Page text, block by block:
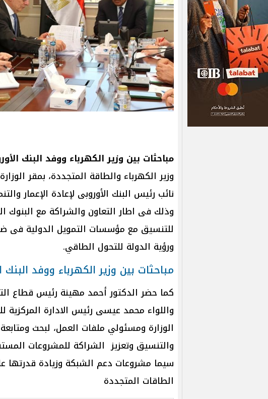
مباحثات بين وزير الكهرباء ووفد البنك
وزير الكهرباء والطاقة المتجددة، بمقر
وذلك فى اطار التعاون والشراكة مع البنوك
للتنسيق مع مؤسسات التمويل الدولية فى
ورؤية الدولة للتحول الطاقي.
مباحثات بين وزير الكهرباء ووفد البنك
كما حضر الدكتور أحمد مهينة رئيس قطاع
واللواء محمد عيسى رئيس الادارة المركزية
الوزارة ومسئولي ملفات العمل، لبحث
والتنسيق وتعزيز الشراكة للمشروعات
سيما مشروعات دعم الشبكة وزيادة قدرتها
الطاقات المتجددة